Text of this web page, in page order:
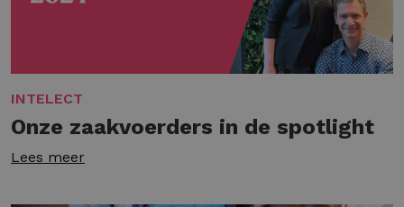
INTELECT
Onze zaakvoerders in de spotlight
Lees meer